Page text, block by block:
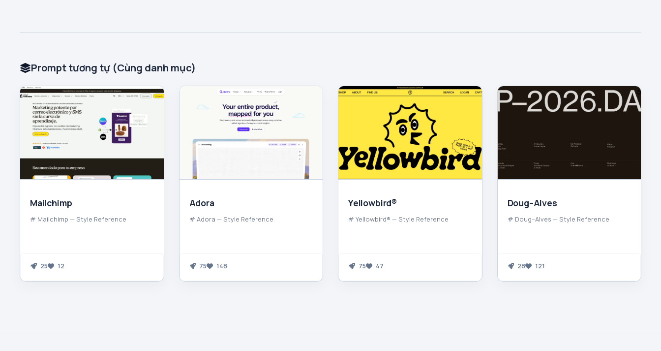
Prompt tương tự (Cùng danh mục)
Mailchimp
# Mailchimp — Style Reference
25 12
Adora
# Adora — Style Reference
75 148
Yellowbird®
# Yellowbird® — Style Reference
75 47
Doug–Alves
# Doug–Alves — Style Reference
28 121